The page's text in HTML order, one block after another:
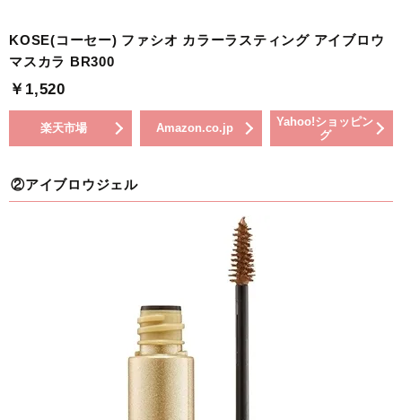
KOSE(コーセー) ファシオ カラーラスティング アイブロウ
マスカラ BR300
￥1,520
楽天市場 Amazon.co.jp
Yahoo!ショッピン
グ
②アイブロウジェル